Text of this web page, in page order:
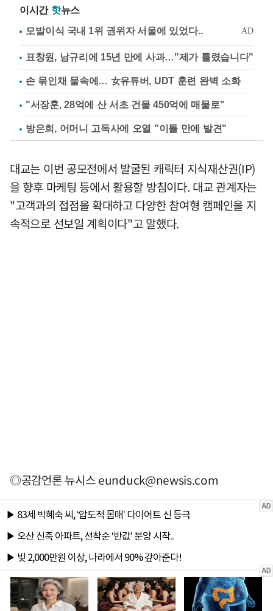
이시간 핫뉴스
표창원, 남규리에 15년 만에 사과…"제가 틀렸습니다"
손 묶인채 물속에… 女유튜버, UDT 훈련 완벽 소화
"서장훈, 28억에 산 서초 건물 450억에 매물로"
방은희, 어머니 고독사에 오열 "이틀 만에 발견"
대교는 이번 공모전에서 발굴된 캐릭터 지식재산권(IP)
을 향후 마케팅 등에서 활용할 방침이다. 대교 관계자는
"고객과의 접점을 확대하고 다양한 참여형 캠페인을 지
속적으로 선보일 계획이다"고 말했다.
◎공감언론 뉴시스eunduck@newsis.com